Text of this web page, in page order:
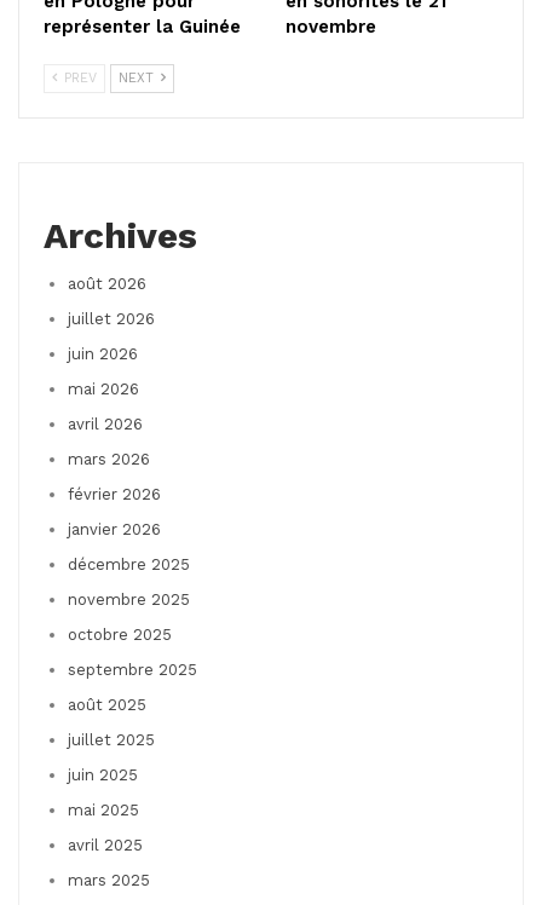
représenter la Guinée
novembre
PREV NEXT
Archives
août 2026
juillet 2026
juin 2026
mai 2026
avril 2026
mars 2026
février 2026
janvier 2026
décembre 2025
novembre 2025
octobre 2025
septembre 2025
août 2025
juillet 2025
juin 2025
mai 2025
avril 2025
mars 2025